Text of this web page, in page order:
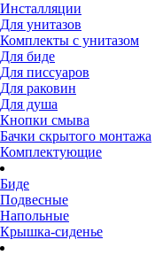
Инсталляции
Для унитазов
Комплекты с унитазом
Для биде
Для писсуаров
Для раковин
Для душа
Кнопки смыва
Бачки скрытого монтажа
Комплектующие
Биде
Подвесные
Напольные
Крышка-сиденье